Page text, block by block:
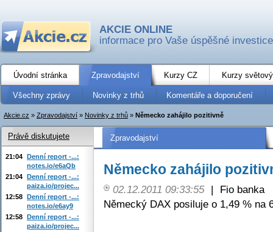
AKCIE ONLINE
informace pro Vaše úspěšné investice
Úvodní stránka Zpravodajství Kurzy CZ Kurzy
Všechny zprávy Novinky z trhů Komentáře a doporučení
Akcie.cz » Zpravodajství » Novinky z trhů » Německo zahájilo pozitivně
Zpravodajství
Německo zahájilo
02.12.2011 09:33:55 |
Fio banka
Německý DAX posiluje o 1,49 % na
Právě diskutujete
21:04 Denní report -...:
notes.io/e6aQb
21:04 Denní report -...:
paiza.io/projec...
12:58 Denní report -...:
notes.io/e6ay9
12:58 Denní report -...:
paiza.io/projec...